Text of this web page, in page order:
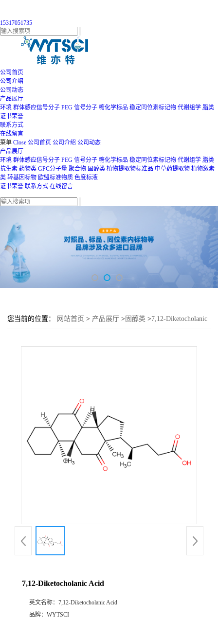
15317051735
公司首页
公司介绍
公司动态
产品展厅
环境 群体感应信号分子 PEG 信号分子 糖化学标品 稳定同位素标记物 代谢组学 脂类
证书荣誉
联系方式
在线留言
菜单 Close 公司首页 公司介绍 公司动态
产品展厅
环境 群体感应信号分子 PEG 信号分子 糖化学标品 稳定同位素标记物 代谢组学 脂类
抗生素 药物类 GPC分子量 聚合物 固醇类 植物提取物标准品 中草药提取物 植物激素
类 转基因标物 欧盟标准物质 色度标液
证书荣誉 联系方式 在线留言
您当前的位置： 网站首页 > 产品展厅 > 固醇类 >7,12-Diketocholanic
7,12-Diketocholanic Acid
英文名称： 7,12-Diketocholanic Acid
品牌： WYTSCI